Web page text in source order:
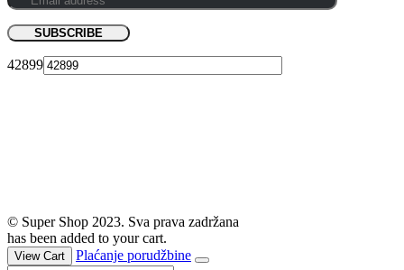
42899
© Super Shop 2023. Sva prava zadržana
has been added to your cart.
View Cart Plaćanje porudžbine